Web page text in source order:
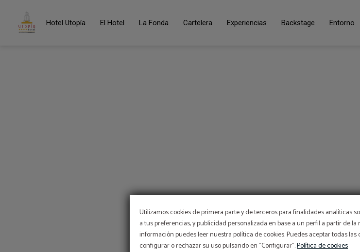
Utilizamos cookies de primera parte y de terceros para finalidades analíticas
a tus preferencias, y publicidad personalizada en base a un perfil a partir de
información puedes leer nuestra política de cookies. Puedes aceptar todas
configurar o rechazar su uso pulsando en “Configurar”.Política de cookies
Hotel Utopía El Hotel La Fonda Cartelera Experiencias Backstage Entorno